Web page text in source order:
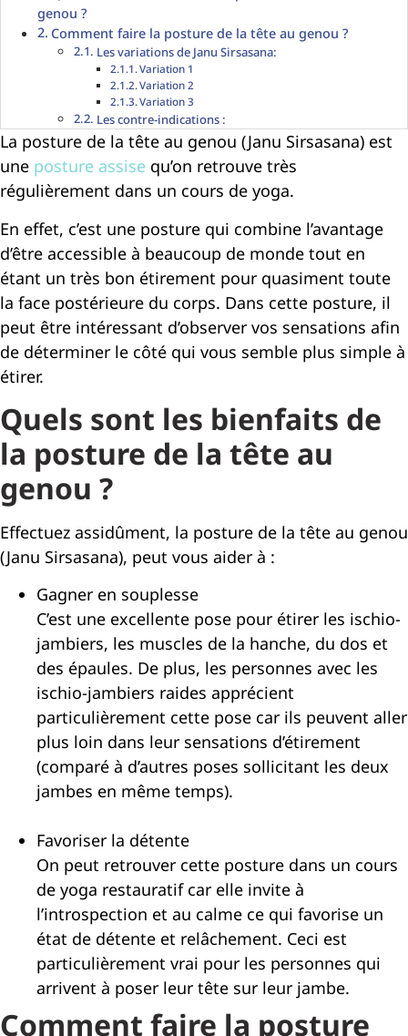
genou ?
Comment faire la posture de la tête au genou ?
Les variations de Janu Sirsasana:
Variation 1
Variation 2
Variation 3
Les contre-indications :
La posture de la tête au genou (Janu Sirsasana) est
une posture assise qu’on retrouve très
régulièrement dans un cours de yoga.
En effet, c’est une posture qui combine l’avantage
d’être accessible à beaucoup de monde tout en
étant un très bon étirement pour quasiment toute
la face postérieure du corps. Dans cette posture, il
peut être intéressant d’observer vos sensations afin
de déterminer le côté qui vous semble plus simple à
étirer.
Quels sont les bienfaits de
la posture de la tête au
genou ?
Effectuez assidûment, la posture de la tête au genou
(Janu Sirsasana), peut vous aider à :
Gagner en souplesse
C’est une excellente pose pour étirer les ischio-
jambiers, les muscles de la hanche, du dos et
des épaules. De plus, les personnes avec les
ischio-jambiers raides apprécient
particulièrement cette pose car ils peuvent aller
plus loin dans leur sensations d’étirement
(comparé à d’autres poses sollicitant les deux
jambes en même temps).
Favoriser la détente
On peut retrouver cette posture dans un cours
de yoga restauratif car elle invite à
l’introspection et au calme ce qui favorise un
état de détente et relâchement. Ceci est
particulièrement vrai pour les personnes qui
arrivent à poser leur tête sur leur jambe.
Comment faire la posture